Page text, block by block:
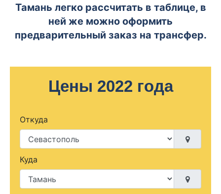
Тамань легко рассчитать в таблице, в
ней же можно оформить
предварительный заказ на трансфер.
Цены 2022 года
Откуда
Куда